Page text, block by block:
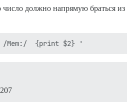
должно напрямую браться из